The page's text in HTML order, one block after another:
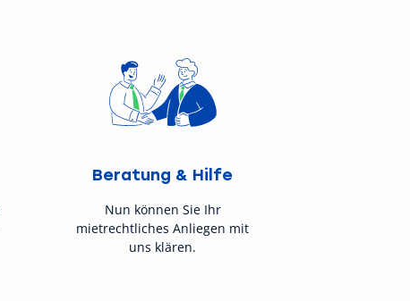
Beratung & Hilfe
Nun können Sie Ihr
mietrechtliches Anliegen mit
uns klären.